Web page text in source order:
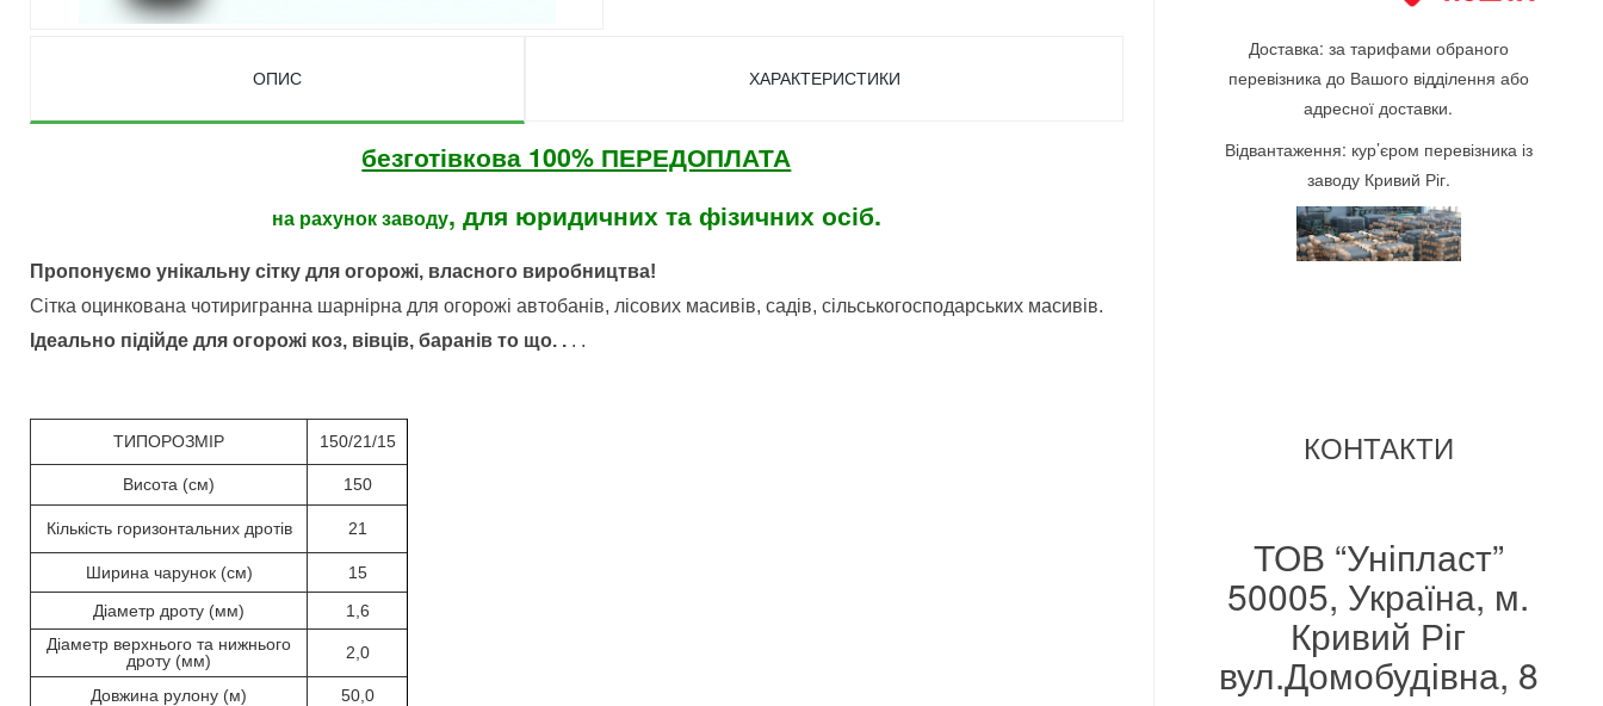
ОПИС ХАРАКТЕРИСТИКИ
безготівкова 100% ПЕРЕДОПЛАТА
на рахунок заводу, для юридичних та фізичних осіб.
Пропонуємо унікальну сітку для огорожі, власного виробництва!
Сітка оцинкована чотиригранна шарнірна для огорожі автобанів, лісових масивів, садів, сільськогосподарських масивів.
Ідеально підійде для огорожі коз, вівців, баранів то що. . . .
ТИПОРОЗМІР 150/21/15
Висота (см) 150
Кількість горизонтальних дротів 21
Ширина чарунок (см)
15
Діаметр дроту (мм)
1,6
Діаметр верхнього та нижнього
дроту (мм)
2,0
Довжина рулону (м) 50,0
Доставка: за тарифами обраного
перевізника до Вашого відділення або
адресної доставки.
Відвантаження: кур’єром перевізника із
заводу Кривий Ріг.
КОНТАКТИ
ТОВ “Уніпласт”
50005, Україна, м.
Кривий Ріг
вул.Домобудівна, 8